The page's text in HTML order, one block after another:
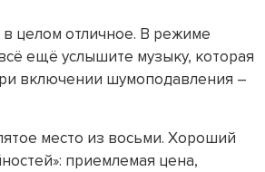
целом отличное. В режиме
ещё услышите музыку, которая
включении шумоподавления –
место из восьми. Хороший
приемлемая цена,